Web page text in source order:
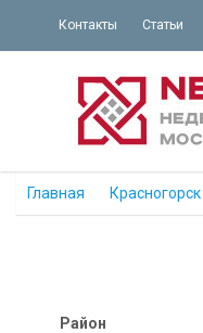
Контакты Статьи
Главная Красногорск
Район